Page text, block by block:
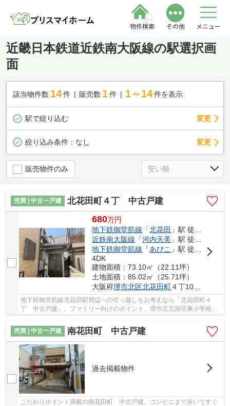
物件検索 その他 メニュー
近畿日本鉄道近鉄南大阪線の駅選択画
面
該当物件数 14件 販売数 1 件 1～14 件を表示
駅で絞り込む 変更
絞り込み条件： なし 変更
販売物件のみ
売買 | 中古一戸建 北花田町４丁 中古戸建
680万円
地下鉄御堂筋線 「北花田 」駅 徒歩10分
近鉄南大阪線 「河内天美 」駅 徒歩21分
地下鉄御堂筋線 「あびこ 」駅 徒歩25分
4DK
建物面積：73.10㎡（22.11坪）
土地面積：85.02㎡（25.71坪）
大阪府堺市北区北花田町４丁108-20
地下鉄御堂筋線北花田駅周辺への引っ越しをお考えなら「北花田町４
丁 中古戸建」。ファミリー向けのポイント、堺市立五箇荘東小学校が
徒歩10分のところにあります。足の不自由な人も...
売買 | 中古一戸建
南花田町 中古戸建
過去掲載物件
こだわりポイント満載の南花田町 中古戸建。コンビニまで歩いてすぐ